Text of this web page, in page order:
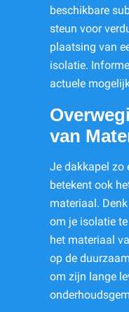
beschikbare
steun voor
plaatsing van
isolatie.
actuele
van
Je dakkapel zo
betekent ook
materiaal.
om je isolatie
het materiaal
op de
om zijn lange